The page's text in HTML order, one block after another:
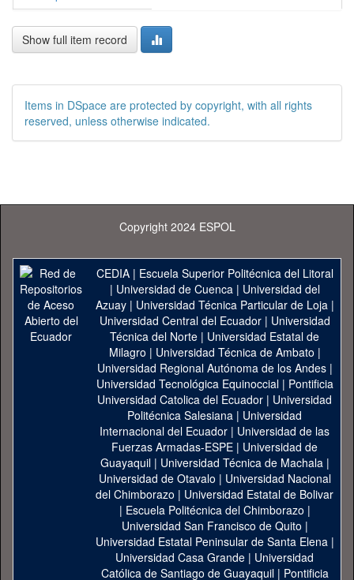
Show full item record
Items in DSpace are protected by copyright, with all rights
reserved, unless otherwise indicated.
Copyright 2024 ESPOL
CEDIA| Escuela Superior Politécnica del Litoral
| Universidad de Cuenca| Universidad del
Azuay| Universidad Técnica Particular de Loja|
Universidad Central del Ecuador| Universidad
Técnica del Norte | Universidad Estatal de
Milagro | Universidad Técnica de Ambato |
Universidad Regional Autónoma de los Andes|
Universidad Tecnológica Equinoccial| Pontificia
Universidad Catolica del Ecuador | Universidad
Politécnica Salesiana | Universidad
Internacional del Ecuador | Universidad de las
Fuerzas Armadas-ESPE | Universidad de
Guayaquil| Universidad Técnica de Machala|
Universidad de Otavalo | Universidad Nacional
del Chimborazo | Universidad Estatal de Bolivar
| Escuela Politécnica del Chimborazo |
Universidad San Francisco de Quito |
Universidad Estatal Peninsular de Santa Elena|
Universidad Casa Grande | Universidad
Católica de Santiago de Guayaquil| Pontificia